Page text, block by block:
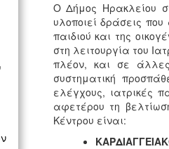
Ο Δήμος Ηρακλείου
υλοποιεί δράσεις
παιδιού και της
στη λειτουργία του
πλέον, και σε
συστηματική
ελέγχους, ιατρικές
αφετέρου τη
Κέντρου είναι: